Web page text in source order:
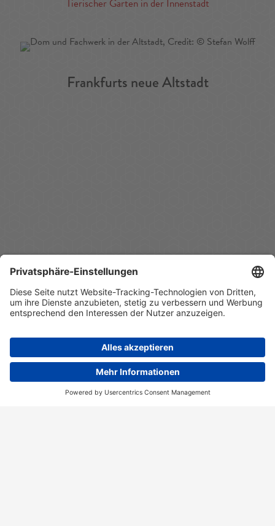
Tierischer Garten in der Innenstadt
Frankfurts neue Altstadt